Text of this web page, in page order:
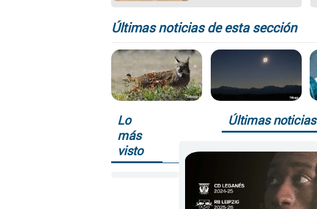
Últimas noticias de esta sección
Lo
más
visto
Últimas noticias